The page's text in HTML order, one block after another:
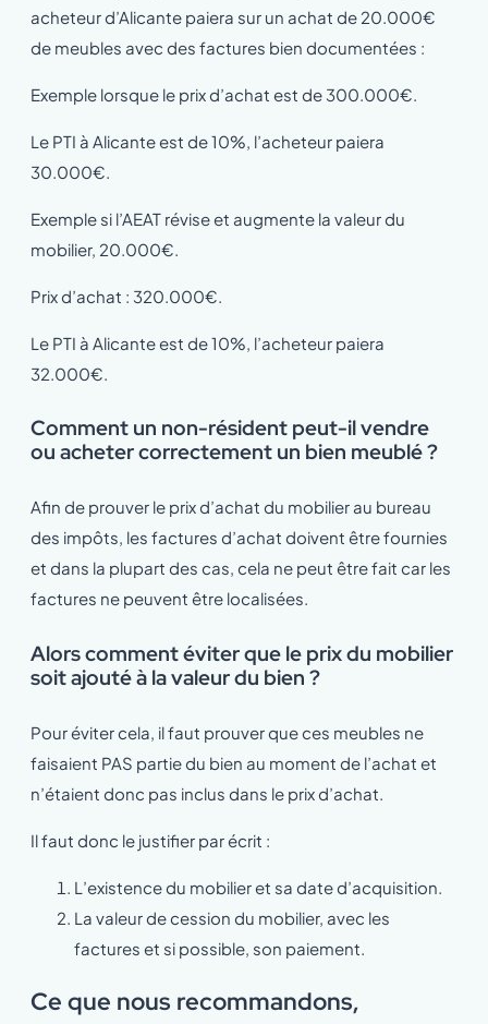
acheteur d’Alicante paiera sur un achat de 20.000€
de meubles avec des factures bien documentées :
Exemple lorsque le prix d’achat est de 300.000€.
Le PTI à Alicante est de 10%, l’acheteur paiera
30.000€.
Exemple si l’AEAT révise et augmente la valeur du
mobilier, 20.000€.
Prix d’achat : 320.000€.
Le PTI à Alicante est de 10%, l’acheteur paiera
32.000€.
Comment un non-résident peut-il vendre
ou acheter correctement un bien meublé ?
Afin de prouver le prix d’achat du mobilier au bureau
des impôts, les factures d’achat doivent être fournies
et dans la plupart des cas, cela ne peut être fait car les
factures ne peuvent être localisées.
Alors comment éviter que le prix du mobilier
soit ajouté à la valeur du bien ?
Pour éviter cela, il faut prouver que ces meubles ne
faisaient PAS partie du bien au moment de l’achat et
n’étaient donc pas inclus dans le prix d’achat.
Il faut donc le justifier par écrit :
L’existence du mobilier et sa date d’acquisition.
La valeur de cession du mobilier, avec les
factures et si possible, son paiement.
Ce que nous recommandons,